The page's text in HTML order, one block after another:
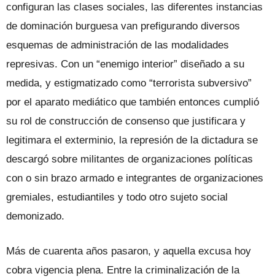
configuran las clases sociales, las diferentes instancias
de dominación burguesa van prefigurando diversos
esquemas de administración de las modalidades
represivas. Con un “enemigo interior” diseñado a su
medida, y estigmatizado como “terrorista subversivo”
por el aparato mediático que también entonces cumplió
su rol de construcción de consenso que justificara y
legitimara el exterminio, la represión de la dictadura se
descargó sobre militantes de organizaciones políticas
con o sin brazo armado e integrantes de organizaciones
gremiales, estudiantiles y todo otro sujeto social
demonizado.
Más de cuarenta años pasaron, y aquella excusa hoy
cobra vigencia plena. Entre la criminalización de la